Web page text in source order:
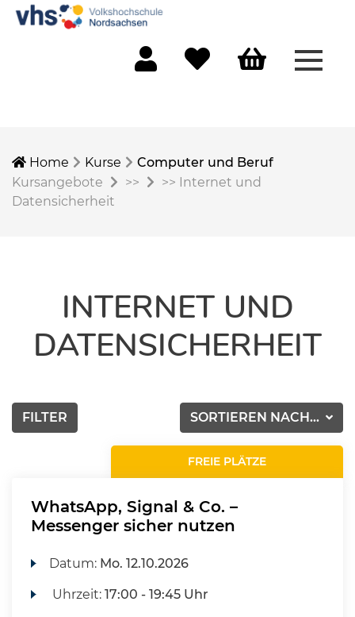
Home Kurse
Computer und Beruf
Kursangebote
>> >> Internet und
Datensicherheit
INTERNET UND
DATENSICHERHEIT
SORTIEREN NACH...
FILTER
FREIE PLÄTZE
WhatsApp, Signal & Co. –
Messenger sicher nutzen
Datum: Mo. 12.10.2026
Uhrzeit:17:00 - 19:45 Uhr